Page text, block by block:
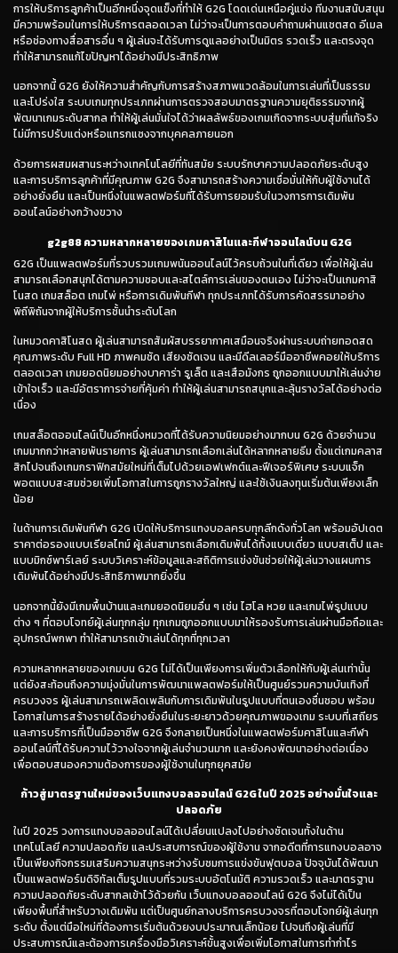
การให้บริการลูกค้าเป็นอีกหนึ่งจุดแข็งที่ทำให้ G2G โดดเด่นเหนือคู่แข่ง ทีมงานสนับสนุน
มีความพร้อมในการให้บริการตลอดเวลา ไม่ว่าจะเป็นการตอบคำถามผ่านแชตสด อีเมล
หรือช่องทางสื่อสารอื่น ๆ ผู้เล่นจะได้รับการดูแลอย่างเป็นมิตร รวดเร็ว และตรงจุด
ทำให้สามารถแก้ไขปัญหาได้อย่างมีประสิทธิภาพ
นอกจากนี้ G2G ยังให้ความสำคัญกับการสร้างสภาพแวดล้อมในการเล่นที่เป็นธรรม
และโปร่งใส ระบบเกมทุกประเภทผ่านการตรวจสอบมาตรฐานความยุติธรรมจากผู้
พัฒนาเกมระดับสากล ทำให้ผู้เล่นมั่นใจได้ว่าผลลัพธ์ของเกมเกิดจากระบบสุ่มที่แท้จริง
ไม่มีการปรับแต่งหรือแทรกแซงจากบุคคลภายนอก
ด้วยการผสมผสานระหว่างเทคโนโลยีที่ทันสมัย ระบบรักษาความปลอดภัยระดับสูง
และการบริการลูกค้าที่มีคุณภาพ G2G จึงสามารถสร้างความเชื่อมั่นให้กับผู้ใช้งานได้
อย่างยั่งยืน และเป็นหนึ่งในแพลตฟอร์มที่ได้รับการยอมรับในวงการการเดิมพัน
ออนไลน์อย่างกว้างขวาง
g2g88 ความหลากหลายของเกมคาสิโนและกีฬาออนไลน์บน G2G
G2G เป็นแพลตฟอร์มที่รวบรวมเกมพนันออนไลน์ไว้ครบถ้วนในที่เดียว เพื่อให้ผู้เล่น
สามารถเลือกสนุกได้ตามความชอบและสไตล์การเล่นของตนเอง ไม่ว่าจะเป็นเกมคาสิ
โนสด เกมสล็อต เกมไพ่ หรือการเดิมพันกีฬา ทุกประเภทได้รับการคัดสรรมาอย่าง
พิถีพิถันจากผู้ให้บริการชั้นนำระดับโลก
ในหมวดคาสิโนสด ผู้เล่นสามารถสัมผัสบรรยากาศเสมือนจริงผ่านระบบถ่ายทอดสด
คุณภาพระดับ Full HD ภาพคมชัด เสียงชัดเจน และมีดีลเลอร์มืออาชีพคอยให้บริการ
ตลอดเวลา เกมยอดนิยมอย่างบาคาร่า รูเล็ต และเสือมังกร ถูกออกแบบมาให้เล่นง่าย
เข้าใจเร็ว และมีอัตราการจ่ายที่คุ้มค่า ทำให้ผู้เล่นสามารถสนุกและลุ้นรางวัลได้อย่างต่อ
เนื่อง
เกมสล็อตออนไลน์เป็นอีกหนึ่งหมวดที่ได้รับความนิยมอย่างมากบน G2G ด้วยจำนวน
เกมมากกว่าหลายพันรายการ ผู้เล่นสามารถเลือกเล่นได้หลากหลายธีม ตั้งแต่เกมคลาส
สิกไปจนถึงเกมกราฟิกสมัยใหม่ที่เต็มไปด้วยเอฟเฟกต์และฟีเจอร์พิเศษ ระบบแจ็ก
พอตแบบสะสมช่วยเพิ่มโอกาสในการถูกรางวัลใหญ่ และใช้เงินลงทุนเริ่มต้นเพียงเล็ก
น้อย
ในด้านการเดิมพันกีฬา G2G เปิดให้บริการแทงบอลครบทุกลีกดังทั่วโลก พร้อมอัปเดต
ราคาต่อรองแบบเรียลไทม์ ผู้เล่นสามารถเลือกเดิมพันได้ทั้งแบบเดี่ยว แบบสเต็ป และ
แบบมิกซ์พาร์เลย์ ระบบวิเคราะห์ข้อมูลและสถิติการแข่งขันช่วยให้ผู้เล่นวางแผนการ
เดิมพันได้อย่างมีประสิทธิภาพมากยิ่งขึ้น
นอกจากนี้ยังมีเกมพื้นบ้านและเกมยอดนิยมอื่น ๆ เช่น ไฮโล หวย และเกมไพ่รูปแบบ
ต่าง ๆ ที่ตอบโจทย์ผู้เล่นทุกกลุ่ม ทุกเกมถูกออกแบบมาให้รองรับการเล่นผ่านมือถือและ
อุปกรณ์พกพา ทำให้สามารถเข้าเล่นได้ทุกที่ทุกเวลา
ความหลากหลายของเกมบน G2G ไม่ได้เป็นเพียงการเพิ่มตัวเลือกให้กับผู้เล่นเท่านั้น
แต่ยังสะท้อนถึงความมุ่งมั่นในการพัฒนาแพลตฟอร์มให้เป็นศูนย์รวมความบันเทิงที่
ครบวงจร ผู้เล่นสามารถเพลิดเพลินกับการเดิมพันในรูปแบบที่ตนเองชื่นชอบ พร้อม
โอกาสในการสร้างรายได้อย่างยั่งยืนในระยะยาวด้วยคุณภาพของเกม ระบบที่เสถียร
และการบริการที่เป็นมืออาชีพ G2G จึงกลายเป็นหนึ่งในแพลตฟอร์มคาสิโนและกีฬา
ออนไลน์ที่ได้รับความไว้วางใจจากผู้เล่นจำนวนมาก และยังคงพัฒนาอย่างต่อเนื่อง
เพื่อตอบสนองความต้องการของผู้ใช้งานในทุกยุคสมัย
ก้าวสู่มาตรฐานใหม่ของเว็บแทงบอลออนไลน์ G2G ในปี 2025 อย่างมั่นใจและ
ปลอดภัย
ในปี 2025 วงการแทงบอลออนไลน์ได้เปลี่ยนแปลงไปอย่างชัดเจนทั้งในด้าน
เทคโนโลยี ความปลอดภัย และประสบการณ์ของผู้ใช้งาน จากอดีตที่การแทงบอลอาจ
เป็นเพียงกิจกรรมเสริมความสนุกระหว่างรับชมการแข่งขันฟุตบอล ปัจจุบันได้พัฒนา
เป็นแพลตฟอร์มดิจิทัลเต็มรูปแบบที่รวมระบบอัตโนมัติ ความรวดเร็ว และมาตรฐาน
ความปลอดภัยระดับสากลเข้าไว้ด้วยกัน เว็บแทงบอลออนไลน์ G2G จึงไม่ได้เป็น
เพียงพื้นที่สำหรับวางเดิมพัน แต่เป็นศูนย์กลางบริการครบวงจรที่ตอบโจทย์ผู้เล่นทุก
ระดับ ตั้งแต่มือใหม่ที่ต้องการเริ่มต้นด้วยงบประมาณเล็กน้อย ไปจนถึงผู้เล่นที่มี
ประสบการณ์และต้องการเครื่องมือวิเคราะห์ขั้นสูงเพื่อเพิ่มโอกาสในการทำกำไร